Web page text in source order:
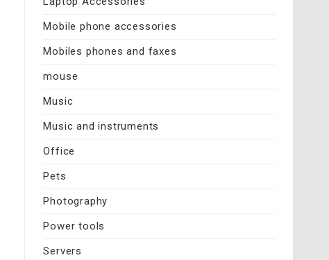
Mobile phone accessories
Mobiles phones and faxes
mouse
Music
Music and instruments
Office
Pets
Photography
Power tools
Servers